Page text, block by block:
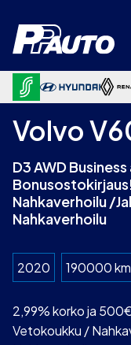
sisältöön
Volvo
D3 AWD
Nahkaverhoilu /
Nahkaverhoilu
2020 190000 km
2,99% korko ja
Vetokoukku /